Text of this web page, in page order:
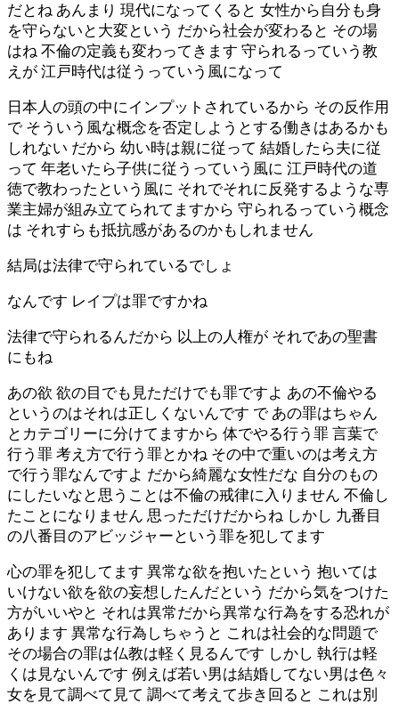
だとね あんまり 現代になってくると 女性から自分も身
を守らないと大変という だから社会が変わると その場
はね 不倫の定義も変わってきます 守られるっていう教
えが 江戸時代は従うっていう風になって
日本人の頭の中にインプットされているから その反作用
で そういう風な概念を否定しようとする働きはあるかも
しれない だから 幼い時は親に従って 結婚したら夫に従
って 年老いたら子供に従うっていう風に 江戸時代の道
徳で教わったという風に それでそれに反発するような専
業主婦が組み立てられてますから 守られるっていう概念
は それすらも抵抗感があるのかもしれません
結局は法律で守られているでしょ
なんです レイプは罪ですかね
法律で守られるんだから 以上の人権が それであの聖書
にもね
あの欲 欲の目でも見ただけでも罪ですよ あの不倫やる
というのはそれは正しくないんです で あの罪はちゃん
とカテゴリーに分けてますから 体でやる行う罪 言葉で
行う罪 考え方で行う罪とかね その中で重いのは考え方
で行う罪なんですよ だから綺麗な女性だな 自分のもの
にしたいなと思うことは不倫の戒律に入りません 不倫し
たことになりません 思っただけだからね しかし 九番目
の八番目のアビッジャーという罪を犯してます
心の罪を犯してます 異常な欲を抱いたという 抱いては
いけない欲を欲の妄想したんだという だから気をつけた
方がいいやと それは異常だから異常な行為をする恐れが
あります 異常な行為しちゃうと これは社会的な問題で
その場合の罪は仏教は軽く見るんです しかし 執行は軽
くは見ないんです 例えば若い男は結婚してない男は色々
女を見て調べて見て 調べて考えて歩き回ると これは別